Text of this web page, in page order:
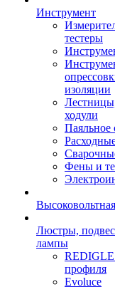
Инструмент
тестеры
изоляции
ходули
Паяльное
Фены и
Люстры,
лампы
REDIGLE
профиля
Evoluce